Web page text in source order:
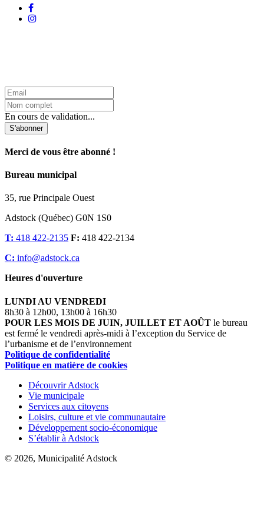
En cours de validation...
S'abonner
Merci de vous être abonné !
Bureau municipal
35, rue Principale Ouest
Adstock (Québec) G0N 1S0
T: 418 422-2135 F: 418 422-2134
C: info@adstock.ca
Heures d'ouverture
LUNDI AU VENDREDI
8h30 à 12h00, 13h00 à 16h30
POUR LES MOIS DE JUIN, JUILLET ET AOÛT le bureau
est fermé le vendredi après-midi à l’exception du Service de
l’urbanisme et de l’environnement
Politique de confidentialité
Politique en matière de cookies
Découvrir Adstock
Vie municipale
Services aux citoyens
Loisirs, culture et vie communautaire
Développement socio-économique
S’établir à Adstock
© 2026, Municipalité Adstock